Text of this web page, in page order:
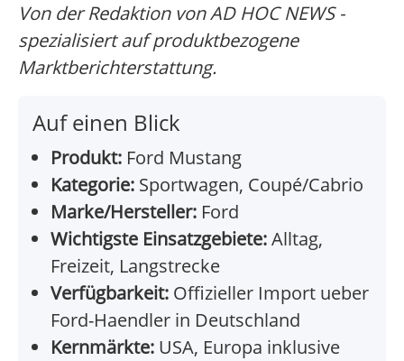
Von der Redaktion von AD HOC NEWS -
spezialisiert auf produktbezogene
Marktberichterstattung.
Auf einen Blick
Produkt: Ford Mustang
Kategorie: Sportwagen, Coupé/Cabrio
Marke/Hersteller: Ford
Wichtigste Einsatzgebiete:Alltag,
Freizeit, Langstrecke
Verfügbarkeit: Offizieller Import ueber
Ford-Haendler in Deutschland
Kernmärkte: USA, Europa inklusive